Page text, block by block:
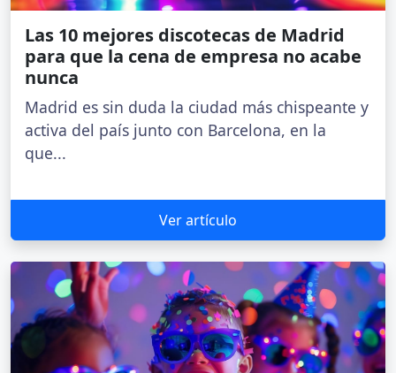
Las 10 mejores discotecas de Madrid
para que la cena de empresa no acabe
nunca
Madrid es sin duda la ciudad más chispeante y
activa del país junto con Barcelona, en la
que...
Ver artículo